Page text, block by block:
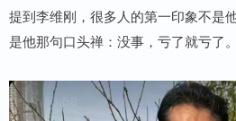
提到李维刚，很多人的第一印象不是
是他那句口头禅：没事，亏了就亏了。